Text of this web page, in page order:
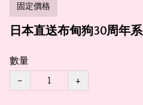
固定價格
日本直送布甸狗30周年
數量
−
+